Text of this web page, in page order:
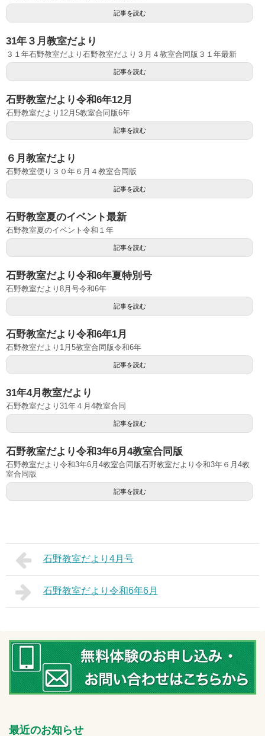
記事を読む
31年３月教室だより
３１年石野教室だより石野教室だより３月４教室合同版３１年最新
記事を読む
石野教室だより令和6年12月
石野教室だより12月5教室合同版6年
記事を読む
６月教室だより
石野教室便り３０年６月４教室合同版
記事を読む
石野教室夏のイベント最新
石野教室夏のイベント令和１年
記事を読む
石野教室だより令和6年夏特別号
石野教室だより8月号令和6年
記事を読む
石野教室だより令和6年1月
石野教室だより1月5教室合同版令和6年
記事を読む
31年4月教室だより
石野教室だより31年４月4教室合同
記事を読む
石野教室だより令和3年6月4教室合同版
石野教室だより令和3年6月4教室合同版石野教室だより令和3年６月4教
室合同版
記事を読む
石野教室だより4月号
石野教室だより令和6年6月
最近のお知らせ